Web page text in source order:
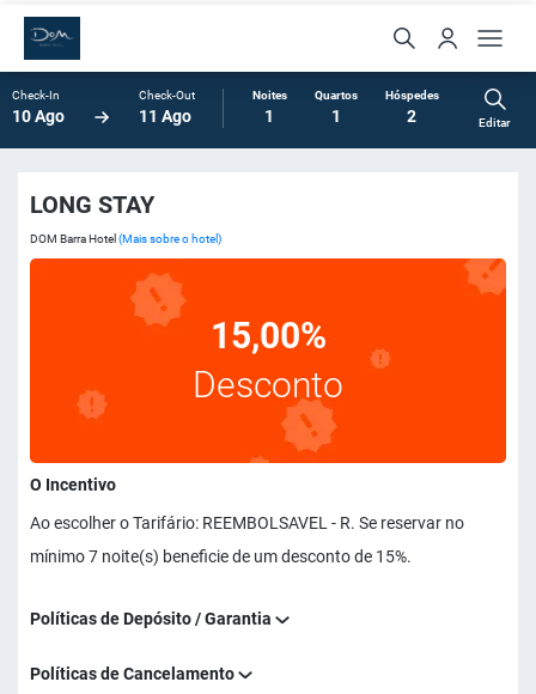
Check-In
10 Ago
Check-Out
11 Ago
Noites
1
Quartos
1
Hóspedes
2 Editar
LONG STAY
DOM Barra Hotel (Mais sobre o hotel)
15,00%
Desconto
O Incentivo
Ao escolher o Tarifário: REEMBOLSAVEL - R. Se reservar no
mínimo 7 noite(s) beneficie de um desconto de 15%.
Políticas de Depósito / Garantia
Políticas de Cancelamento